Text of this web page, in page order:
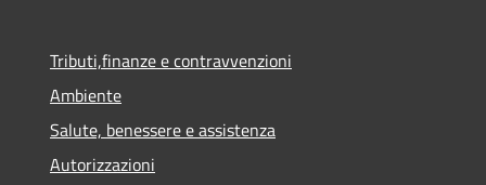
Tributi,finanze e contravvenzioni
Ambiente
Salute, benessere e assistenza
Autorizzazioni